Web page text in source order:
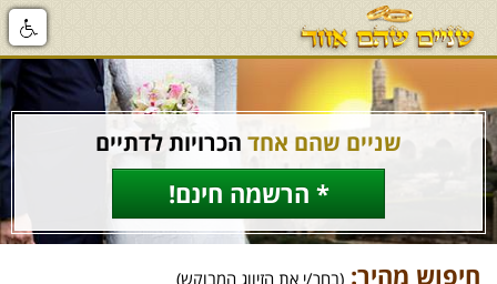
שניים שהם אחד הכרויות לדתיים
* הרשמה חינם!
חיפוש מהיר: (בחר/י את הזיווג המבוקש)